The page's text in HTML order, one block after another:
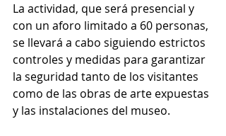
La actividad, que será presencial y
con un aforo limitado a 60 personas,
se llevará a cabo siguiendo estrictos
controles y medidas para garantizar
la seguridad tanto de los visitantes
como de las obras de arte expuestas
y las instalaciones del museo.